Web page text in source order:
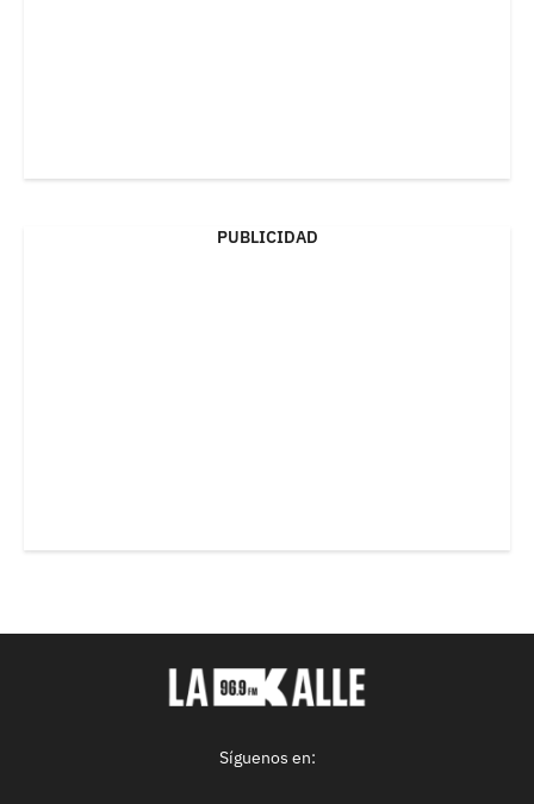
PUBLICIDAD
Síguenos en: